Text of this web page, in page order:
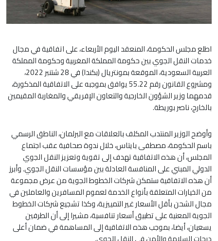
اطلع مجلس الحكومة، المنعقد اليوم الأربعاء، على اتفاقية في مجال
خدمات النقل الجوي بين حكومة المملكة المغربية وحكومة المملكة
العربية السعودية، الموقعة بمونتريال (بكندا) في 28 شتنبر 2022،
ومشروع القانون رقم 55.22 يوافق بموجبه على الاتفاقية المذكورة،
قدمهما وزير الشؤون الخارجية والتعاون الإفريقي والمغاربة المقيمين
بالخارج، ناصر بوريطة.
وأوضح الوزير المنتدب المكلف بالعلاقات مع البرلمان، الناطق الرسمي
باسم الحكومة، مصطفى بايتاس، خلال ندوة صحافية عقب اجتماع
المجلس، أن هذه الاتفاقية تهدف إلى تقوية وتعزيز النقل الجوي
الدولي المبني على المنافسة العادلة بين مؤسسات النقل الجوي. وأبرز
أن هذه الاتفاقية ستمكن شركات الخطوط الجوية من عرض مجموعة
من الخيارات المتعلقة بأنواع الخدمة لعموم المسافرين والعاملين في
مجال الشحن بأقل الأسعار غير التمييزية، وكذا تشجيع شركات الخطوط
الجوية المعنية على تطبيق أسعار تنافسية، مشيرا إلى أن الطرفين
يسعيان، أيضا، بموجب هذه الاتفاقية إلى المساهمة في ضمان أعلى